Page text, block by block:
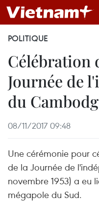
POLITIQUE
Célébration
Journée de
du
08/11/2017 09:48
Une cérémonie pour
de la Journée de
novembre 1953) a eu
mégapole du Sud.